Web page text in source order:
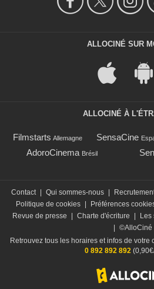
ALLOCINÉ SUR
ALLOCINÉ À
Filmstarts Allemagne SensaCine
AdoroCinema Brésil
Contact Qui sommes-nous
Politique de cookies
Préférences
Revue de presse
Charte d'écriture Les
©AlloCiné
Retrouvez tous les horaires et infos de
0 892 892 892